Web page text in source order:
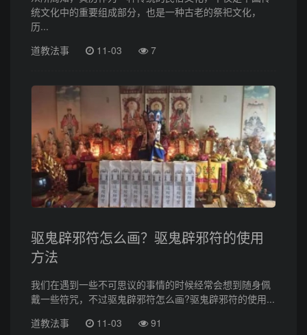
统文化中的重要组成部分，也是一种古老的祭祀文化，
历...
道教法事
11-03 7
驱鬼辟邪符怎么画？驱鬼辟邪符的使用
方法
我们在遇到一些不可思议的事情的时候经常会想到随身佩
戴一些符咒，不过驱鬼辟邪符怎么画?驱鬼辟邪符的使用...
道教法事
11-03 91